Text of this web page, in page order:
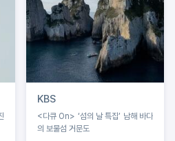
KBS
<다큐 On> ‘섬의 날 특집’ 남해 바다
의 보물섬 거문도